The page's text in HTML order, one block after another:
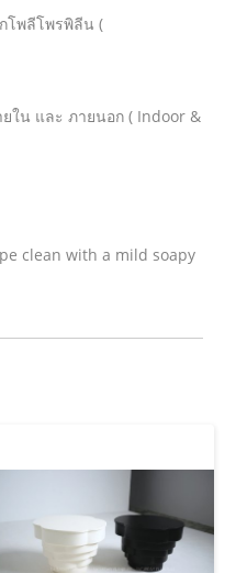
โพลีโพรพิลีน (
ใน และ ภายนอก ( Indoor &
clean with a mild soapy